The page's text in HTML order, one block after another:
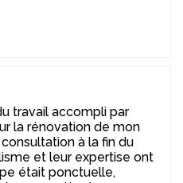
travail accompli par
la rénovation de mon
à la fin du
et leur expertise ont
était ponctuelle,